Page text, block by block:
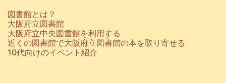
図書館とは？
大阪府立図書館
大阪府立中央図書館を利用する
近くの図書館で大阪府立図書館の本を取り寄せる
10代向けのイベント紹介